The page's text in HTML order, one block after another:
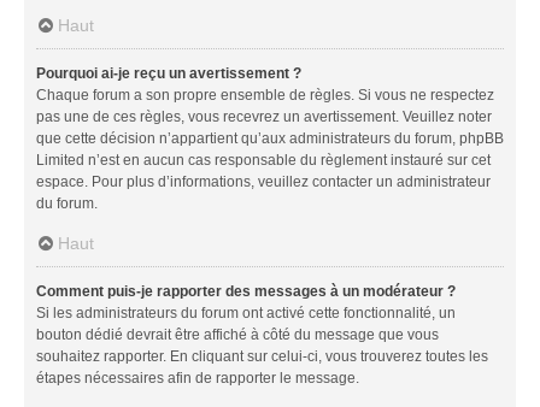
Haut
Pourquoi ai-je reçu un avertissement ?
Chaque forum a son propre ensemble de règles. Si vous ne respectez
pas une de ces règles, vous recevrez un avertissement. Veuillez noter
que cette décision n’appartient qu’aux administrateurs du forum, phpBB
Limited n’est en aucun cas responsable du règlement instauré sur cet
espace. Pour plus d’informations, veuillez contacter un administrateur
du forum.
Haut
Comment puis-je rapporter des messages à un modérateur ?
Si les administrateurs du forum ont activé cette fonctionnalité, un
bouton dédié devrait être affiché à côté du message que vous
souhaitez rapporter. En cliquant sur celui-ci, vous trouverez toutes les
étapes nécessaires afin de rapporter le message.